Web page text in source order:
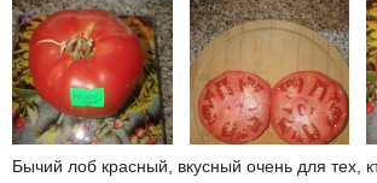
Бычий лоб красный, вкусный очень для тех,